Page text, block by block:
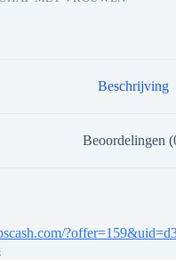
Beschrijving
Beoordelingen